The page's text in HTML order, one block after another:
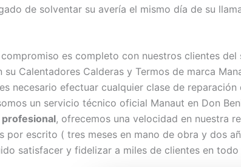
de solventar su avería el mismo día de su
es completo con nuestros clientes
su Calentadores Calderas y Termos de marca
necesario efectuar cualquier clase de
un servicio técnico oficial Manaut en Don
, ofrecemos una velocidad en nuestra
por escrito ( tres meses en mano de obra y dos
satisfacer y fidelizar a miles de clientes en todo